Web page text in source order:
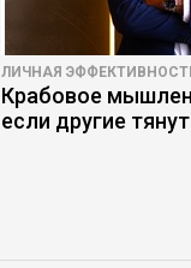
ЛИЧНАЯ
Крабовое
если другие